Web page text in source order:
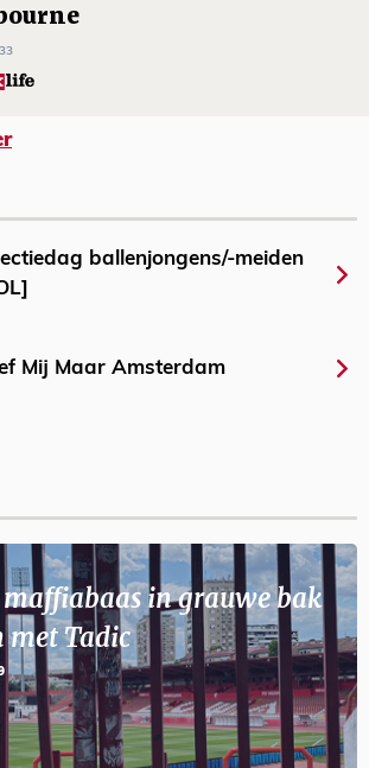
ballenjongens/-meiden
Mij Maar Amsterdam
maffiabaas in grauwe bak
met Tadic